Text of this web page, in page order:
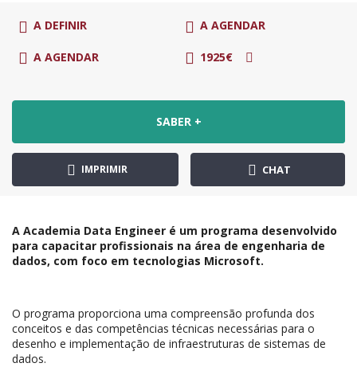
A DEFINIR A AGENDAR
A AGENDAR 1925€
SABER +
IMPRIMIR CHAT
A Academia Data Engineer é um programa desenvolvido
para capacitar profissionais na área de engenharia de
dados, com foco em tecnologias Microsoft.
O programa proporciona uma compreensão profunda dos
conceitos e das competências técnicas necessárias para o
desenho e implementação de infraestruturas de sistemas de
dados.